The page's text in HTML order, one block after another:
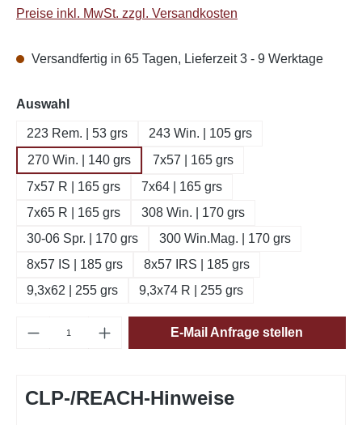
Preise inkl. MwSt. zzgl. Versandkosten
Versandfertig in 65 Tagen, Lieferzeit 3 - 9 Werktage
Auswahl auswählen
223 Rem. | 53 grs
243 Win. | 105 grs
270 Win. | 140 grs
7x57 | 165 grs
7x57 R | 165 grs
7x64 | 165 grs
7x65 R | 165 grs
308 Win. | 170 grs
30-06 Spr. | 170 grs
300 Win.Mag. | 170 grs
8x57 IS | 185 grs
8x57 IRS | 185 grs
9,3x62 | 255 grs
9,3x74 R | 255 grs
Produkt Anzahl: Gib den gewünschten
E-Mail Anfrage stellen
CLP-/REACH-Hinweise